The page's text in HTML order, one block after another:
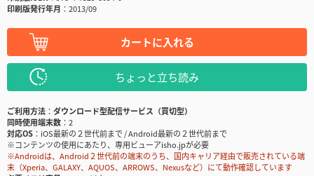
印刷版発行年月
2013/09
カートに入れる
ちょっと立ち読み
ご利用方法
ダウンロード型配信サービス（買切型）
同時使用端末数
2
対応OS
iOS最新の２世代前まで / Android最新の２世代前まで
※コンテンツの使用にあたり、専用ビューアisho.jpが必要
※Androidは、Android２世代前の端末のうち、国内キャリア経由で販売されている端
末（Xperia、GALAXY、AQUOS、ARROWS、Nexusなど）にて動作確認しています